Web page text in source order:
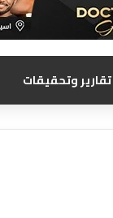
تقارير وتحقيقات